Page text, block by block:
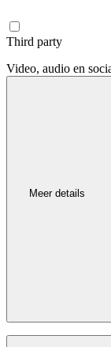
Third party
Video, audio en
Meer details